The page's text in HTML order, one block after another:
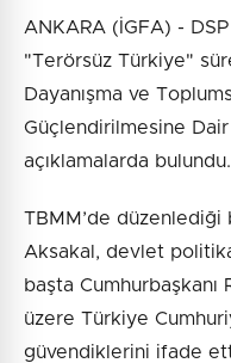
ANKARA (İGFA) -
"Terörsüz Türkiye"
Dayanışma ve
Güçlendirilmesine
açıklamalarda bulundu.
TBMM’de düzenlediği
Aksakal, devlet
başta
üzere Türkiye
güvendiklerini ifade